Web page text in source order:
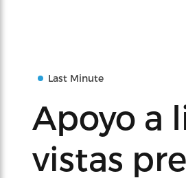
Last Minute
Apoyo a
vistas